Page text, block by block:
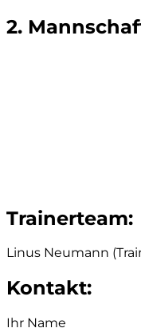
2.
Trainerteam:
Linus Neumann
Kontakt:
Ihr Name